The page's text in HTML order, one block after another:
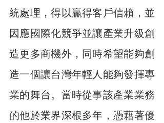
統處理，得以贏得客戶信賴，並
因應國際化競爭並讓產業升級創
造更多商機外，同時希望能夠創
造一個讓台灣年輕人能夠發揮專
業的舞台。當時從事該產業業務
的他於業界深根多年，憑藉著優